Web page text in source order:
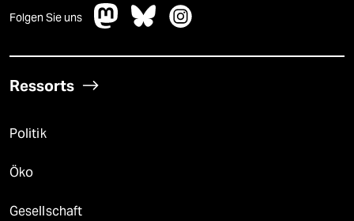
Folgen Sie uns
Ressorts
Politik
Öko
Gesellschaft